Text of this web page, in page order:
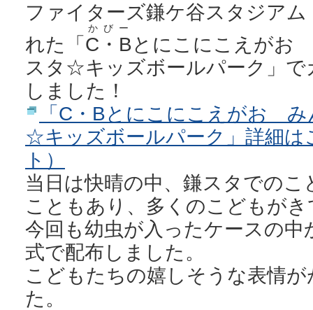
ファイターズ鎌ケ谷スタジア
れた「 C・B
かびー
とにこにこえがお
スタ☆キッズボールパーク」で
しました！
「C・Bとにこにこえがお
☆キッズボールパーク」詳細は
ト）
当日は快晴の中、鎌スタでの
こともあり、多くのこどもが
今回も幼虫が入ったケースの
式で配布しました。
こどもたちの嬉しそうな表情
た。